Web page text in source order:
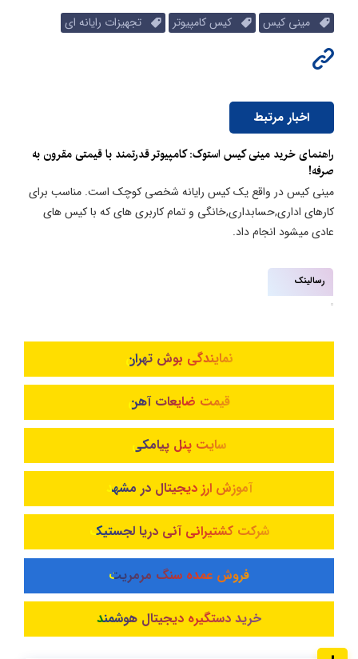
مینی کیس کیس کامپیوتر تجهیزات رایانه ای
اخبار مرتبط
راهنمای خرید مینی کیس استوک: کامپیوتر قدرتمند با قیمتی مقرون به
صرفه!
مینی کیس در واقع یک کیس رایانه شخصی کوچک است. مناسب برای
کارهای اداری,حسابداری,خانگی و تمام کاربری های که با کیس های
عادی میشود انجام داد.
رسالینک
نمایندگی بوش تهران
قیمت ضایعات آهن
سایت پنل پیامکی
آموزش ارز دیجیتال در مشهد
شرکت کشتیرانی آنی دریا لجستیک
فروش عمده سنگ مرمریت
خرید دستگیره دیجیتال هوشمند